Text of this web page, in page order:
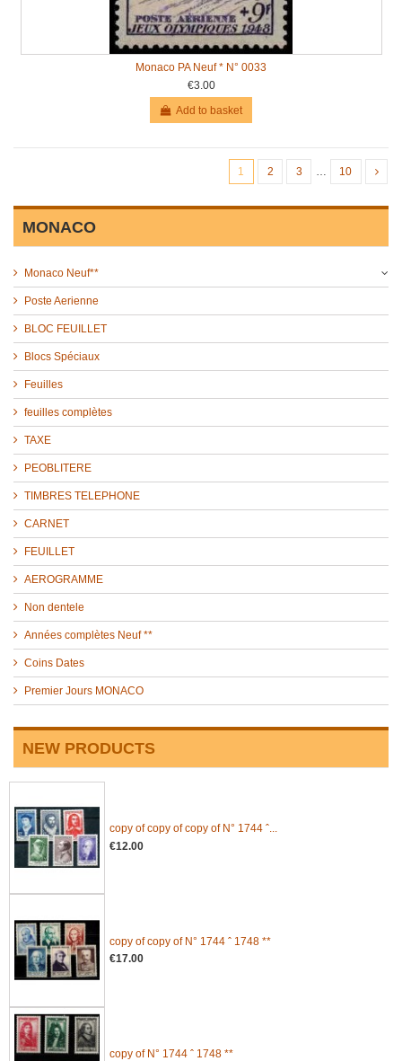
Monaco PA Neuf * N° 0033
€3.00
Add to basket
1 2 3 … 10
MONACO
Monaco Neuf**
Poste Aerienne
BLOC FEUILLET
Blocs Spéciaux
Feuilles
feuilles complètes
TAXE
PEOBLITERE
TIMBRES TELEPHONE
CARNET
FEUILLET
AEROGRAMME
Non dentele
Années complètes Neuf **
Coins Dates
Premier Jours MONACO
NEW PRODUCTS
copy of copy of copy of N° 1744 ˆ...
€12.00
copy of copy of N° 1744 ˆ 1748 **
€17.00
copy of N° 1744 ˆ 1748 **